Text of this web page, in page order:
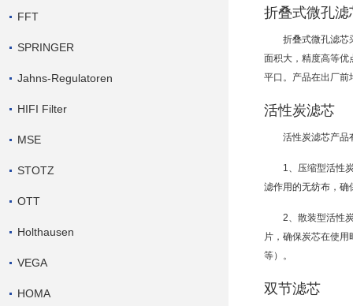
FFT
SPRINGER
Jahns-Regulatoren
HIFI Filter
MSE
STOTZ
OTT
Holthausen
VEGA
HOMA
折叠式微孔滤
折叠式微孔滤芯
面积大，精度高等优
平口。产品在出厂前
活性炭滤芯
活性炭滤芯产品
1、压缩型活性
滤作用的无纺布，确
2、散装型活性
片，确保炭芯在使
等）。
双节滤芯